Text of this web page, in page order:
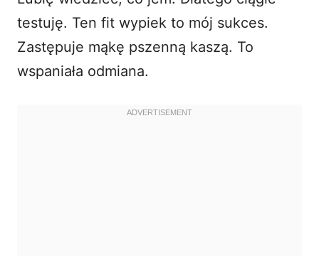
testuję. Ten fit wypiek to mój sukces.
Zastępuje mąkę pszenną kaszą. To
wspaniała odmiana.